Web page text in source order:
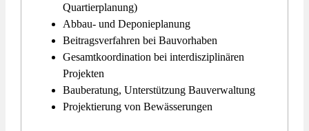
Quartierplanung)
Abbau- und Deponieplanung
Beitragsverfahren bei Bauvorhaben
Gesamtkoordination bei interdisziplinären
Projekten
Bauberatung, Unterstützung Bauverwaltung
Projektierung von Bewässerungen